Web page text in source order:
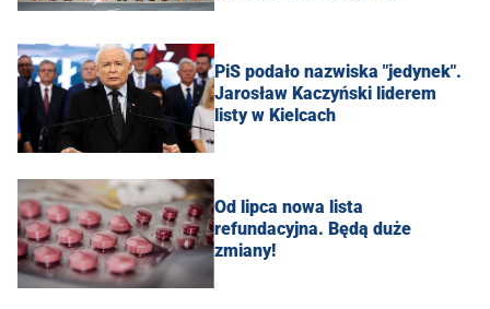
PiS podało nazwiska "jedynek".
Jarosław Kaczyński liderem
listy w Kielcach
Od lipca nowa lista
refundacyjna. Będą duże
zmiany!